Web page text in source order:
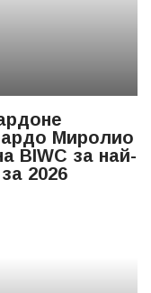
Миролио
BIWC за най-
2026